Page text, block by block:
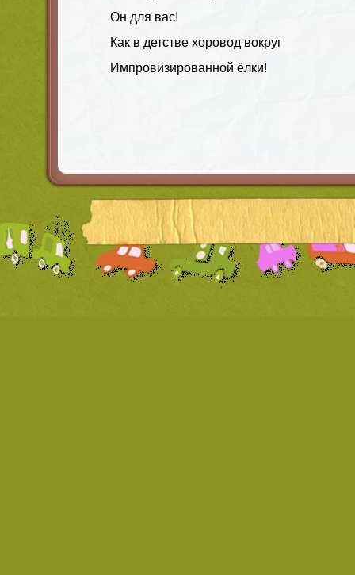
Он для вас!
Как в детстве хоровод вокруг
Импровизированной ёлки!